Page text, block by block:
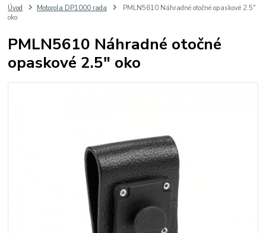
Úvod Motorola DP1000 rada
PMLN5610 Náhradné otočné opaskové 2.5"
oko
PMLN5610 Náhradné otočné
opaskové 2.5" oko